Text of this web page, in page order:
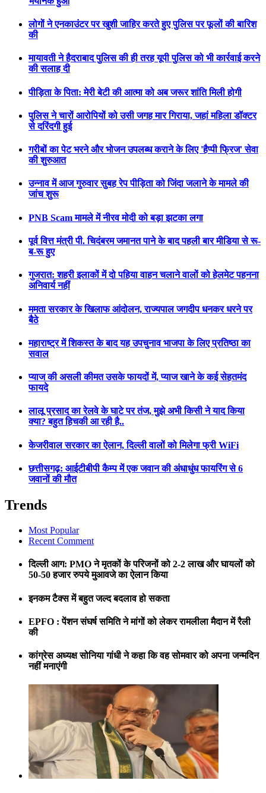
लोगों ने एनकाउंटर पर खुशी जाहिर करते हुए पुलिस पर फूलों की बारिश
की
मायावती ने हैदराबाद पुलिस की ही तरह यूपी पुलिस को भी कार्रवाई करने
की सलाह दी
पीड़िता के पिता: मेरी बेटी की आत्मा को अब जरूर शांति मिली होगी
पुलिस ने चारों आरोपियों को उसी जगह मार गिराया, जहां महिला डॉक्टर
से दरिंदगी हुई
गरीबों का पेट भरने और भोजन उपलब्ध कराने के लिए 'हैप्पी फ्रिज' सेवा
की शुरुआत
उन्नाव में आज गुरुवार सुबह रेप पीड़िता को जिंदा जलाने के मामले की
जांच शुरू
PNB Scam मामले में नीरव मोदी को बड़ा झटका लगा
पूर्व वित्त मंत्री पी. चिदंबरम जमानत पाने के बाद पहली बार मीडिया से रू-
ब-रू हुए
गुजरात: शहरी इलाकों में दो पहिया वाहन चलाने वालों को हेलमेट पहनना
अनिवार्य नहीं
ममता सरकार के खिलाफ आंदोलन, राज्यपाल जगदीप धनकर धरने पर
बैठे
महाराष्ट्र में शिकस्त के बाद यह उपचुनाव भाजपा के लिए प्रतिष्ठा का
सवाल
प्याज की असली कीमत उसके फायदों में, प्याज खाने के कई सेहतमंद
फायदे
लालू प्रसाद का रेलवे के घाटे पर तंज, मुझे अभी किसी ने याद किया
क्या? बहुत हिचकी आ रही है..
केजरीवाल सरकार का ऐलान, दिल्ली वालों को मिलेगा फ्री WiFi
छत्तीसगढ़: आईटीबीपी कैम्प में एक जवान की अंधाधुंध फायरिंग से 6
जवानों की मौत
Trends
Most Popular
Recent Comment
दिल्ली आग: PMO ने मृतकों के परिजनों को 2-2 लाख और घायलों को
50-50 हजार रुपये मुआवजे का ऐलान किया
इनकम टैक्स में बहुत जल्द बदलाव हो सकता
EPFO : पेंशन संघर्ष समिति ने मांगों को लेकर रामलीला मैदान में रैली
की
कांग्रेस अध्यक्ष सोनिया गांधी ने कहा कि वह सोमवार को अपना जन्मदिन
नहीं मनाएंगी